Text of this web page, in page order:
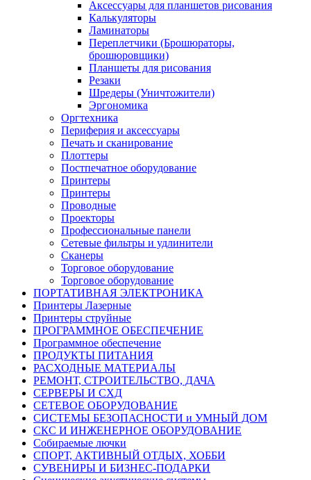
Аксессуары для планшетов рисования
Калькуляторы
Ламинаторы
Переплетчики (Брошюраторы,
брошюровщики)
Планшеты для рисования
Резаки
Шредеры (Уничтожители)
Эргономика
Оргтехника
Периферия и аксессуары
Печать и сканирование
Плоттеры
Постпечатное оборудование
Принтеры
Принтеры
Проводные
Проекторы
Профессиональные панели
Сетевые фильтры и удлинители
Сканеры
Торговое оборудование
Торговое оборудование
ПОРТАТИВНАЯ ЭЛЕКТРОНИКА
Принтеры Лазерные
Принтеры струйные
ПРОГРАММНОЕ ОБЕСПЕЧЕНИЕ
Программное обеспечение
ПРОДУКТЫ ПИТАНИЯ
РАСХОДНЫЕ МАТЕРИАЛЫ
РЕМОНТ, СТРОИТЕЛЬСТВО, ДАЧА
СЕРВЕРЫ И СХД
СЕТЕВОЕ ОБОРУДОВАНИЕ
СИСТЕМЫ БЕЗОПАСНОСТИ и УМНЫЙ ДОМ
СКС И ИНЖЕНЕРНОЕ ОБОРУДОВАНИЕ
Собираемые лючки
СПОРТ, АКТИВНЫЙ ОТДЫХ, ХОББИ
СУВЕНИРЫ И БИЗНЕС-ПОДАРКИ